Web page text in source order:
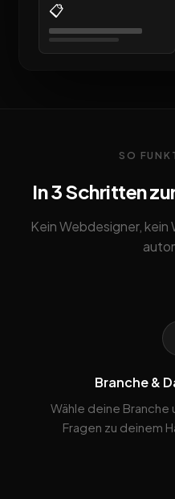
📋
SO
In 3 Schritten
Kein Webdesigner, kein
Branche &
Wähle deine
Fragen zu deinem